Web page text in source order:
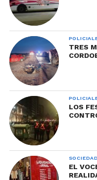
TRES
LOS
SOCIEDAD
EL